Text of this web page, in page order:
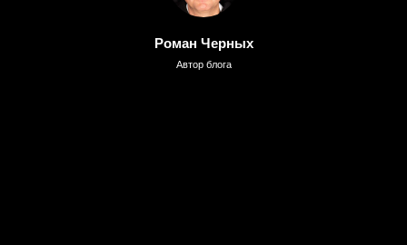
Роман Черных
Автор блога